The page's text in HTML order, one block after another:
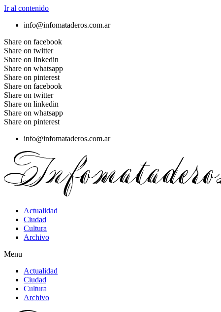
Ir al contenido
info@infomataderos.com.ar
Share on facebook
Share on twitter
Share on linkedin
Share on whatsapp
Share on pinterest
Share on facebook
Share on twitter
Share on linkedin
Share on whatsapp
Share on pinterest
info@infomataderos.com.ar
Actualidad
Ciudad
Cultura
Archivo
Menu
Actualidad
Ciudad
Cultura
Archivo